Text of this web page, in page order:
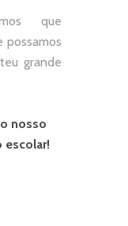
que
possamos
grande
nosso
escolar!